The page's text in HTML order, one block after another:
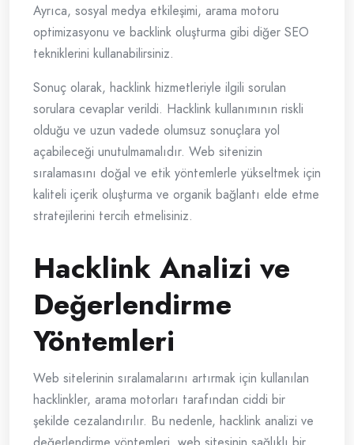
Ayrıca, sosyal medya etkileşimi, arama motoru
optimizasyonu ve backlink oluşturma gibi diğer SEO
tekniklerini kullanabilirsiniz.
Sonuç olarak, hacklink hizmetleriyle ilgili sorulan
sorulara cevaplar verildi. Hacklink kullanımının riskli
olduğu ve uzun vadede olumsuz sonuçlara yol
açabileceği unutulmamalıdır. Web sitenizin
sıralamasını doğal ve etik yöntemlerle yükseltmek için
kaliteli içerik oluşturma ve organik bağlantı elde etme
stratejilerini tercih etmelisiniz.
Hacklink Analizi ve
Değerlendirme
Yöntemleri
Web sitelerinin sıralamalarını artırmak için kullanılan
hacklinkler, arama motorları tarafından ciddi bir
şekilde cezalandırılır. Bu nedenle, hacklink analizi ve